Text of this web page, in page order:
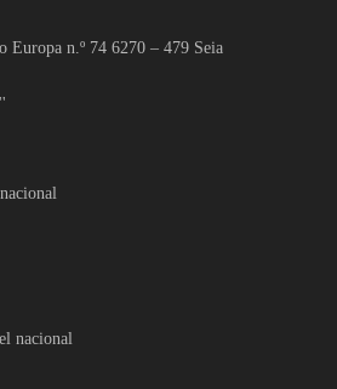
Europa n.º 74 6270 – 479 Seia
nacional